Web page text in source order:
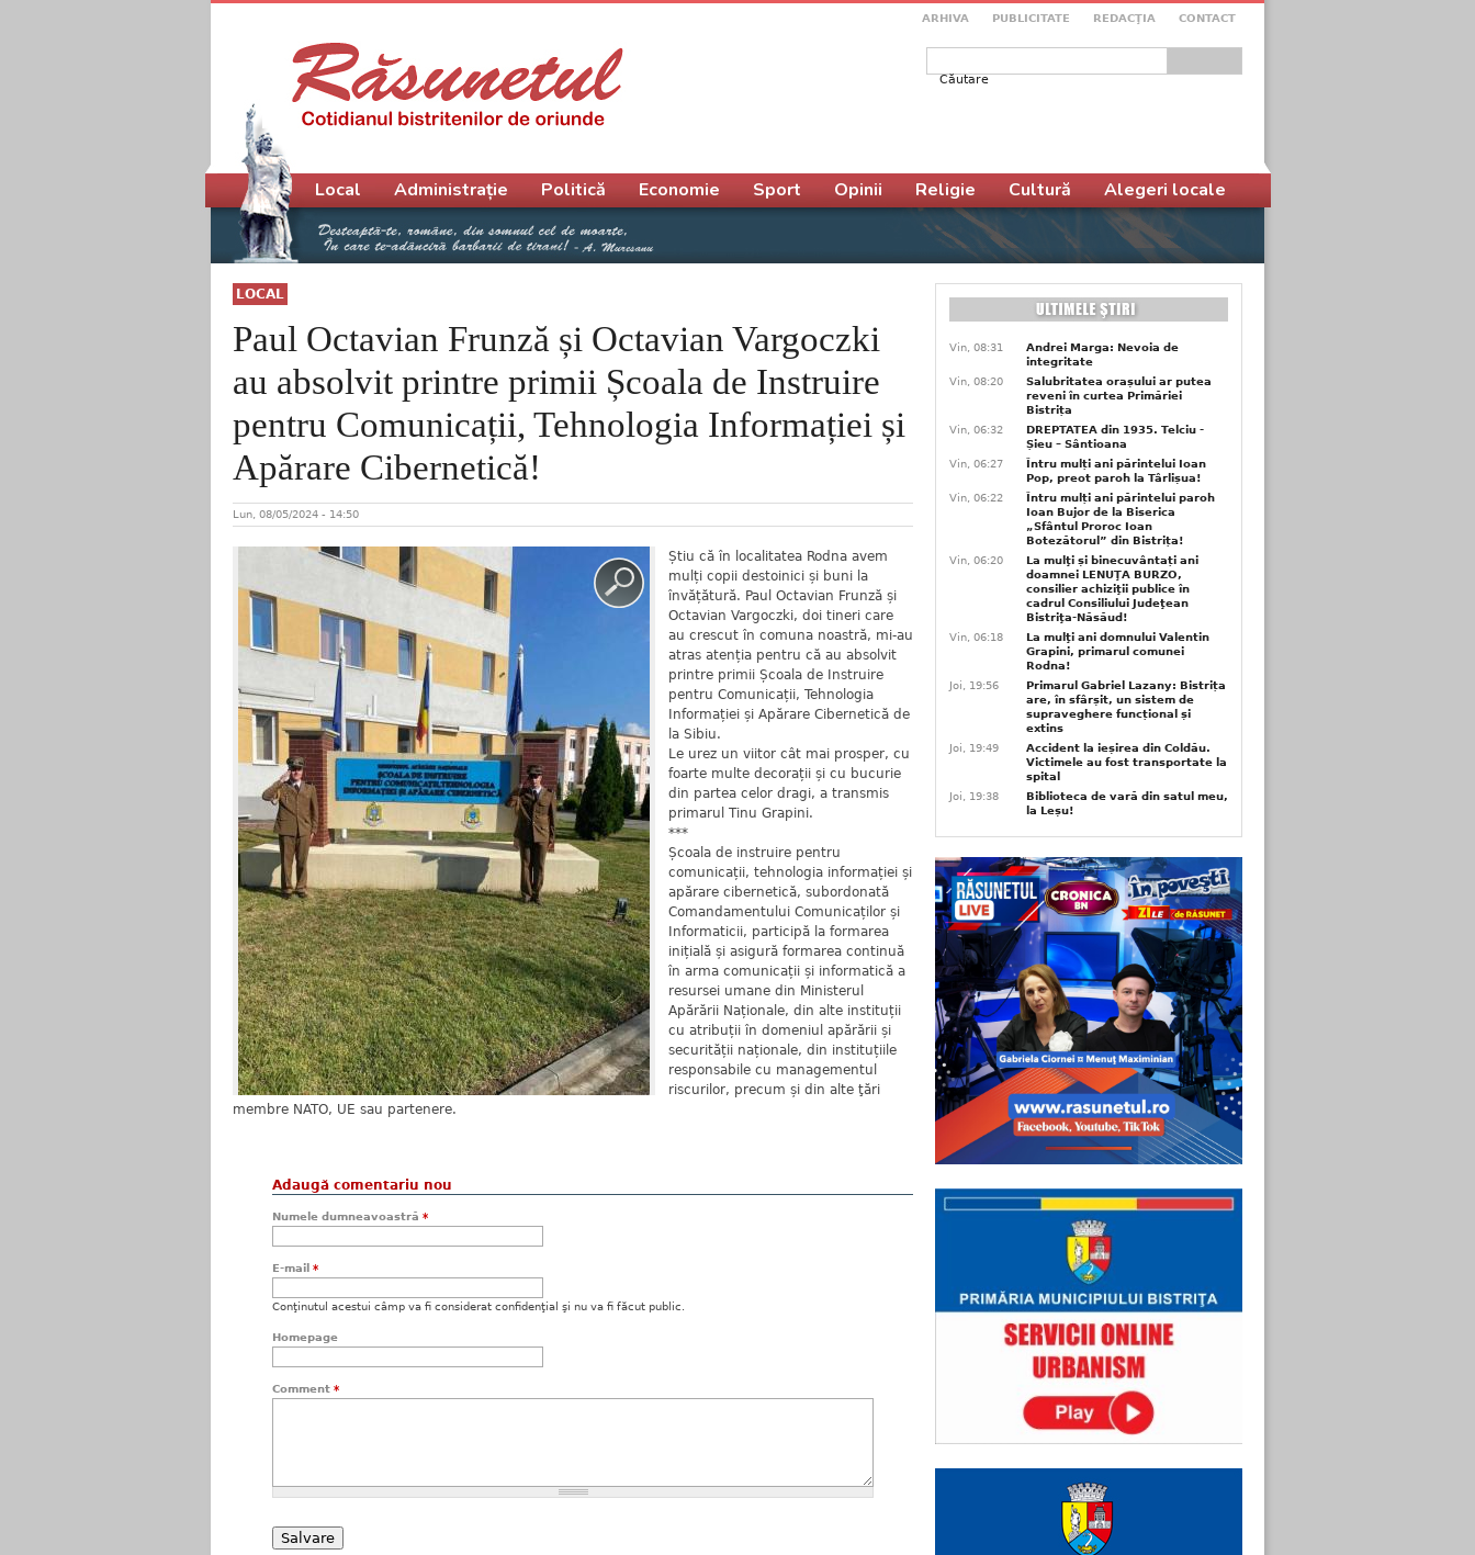
ARHIVA PUBLICITATE REDACŢIA CONTACT
Formular de căutare
LOCAL
Paul Octavian Frunză și Octavian Vargoczki
au absolvit printre primii Școala de Instruire
pentru Comunicații, Tehnologia Informației și
Apărare Cibernetică!
Lun, 08/05/2024 - 14:50
Știu că în localitatea Rodna avem
mulți copii destoinici și buni la
învățătură. Paul Octavian Frunză și
Octavian Vargoczki, doi tineri care
au crescut în comuna noastră, mi-au
atras atenția pentru că au absolvit
printre primii Școala de Instruire
pentru Comunicații, Tehnologia
Informației și Apărare Cibernetică de
la Sibiu.
Le urez un viitor cât mai prosper, cu
foarte multe decorații și cu bucurie
din partea celor dragi, a transmis
primarul Tinu Grapini.
***
Școala de instruire pentru
comunicații, tehnologia informației și
apărare cibernetică, subordonată
Comandamentului Comunicaților și
Informaticii, participă la formarea
inițială și asigură formarea continuă
în arma comunicații și informatică a
resursei umane din Ministerul
Apărării Naționale, din alte instituții
cu atribuții în domeniul apărării și
securității naționale, din instituțiile
responsabile cu managementul
riscurilor, precum și din alte ţări
membre NATO, UE sau partenere.
Adaugă comentariu nou
Numele dumneavoastră *
E-mail *
Conţinutul acestui câmp va fi considerat confidenţial şi nu va fi făcut public.
Homepage
Comment *
Meniu principal
Local Administrație Politică Economie Sport Opinii Religie Cultură Alegeri locale
Vin, 08:31
Andrei Marga: Nevoia de
integritate
Vin, 08:20
Salubritatea orașului ar putea
reveni în curtea Primăriei
Bistrița
Vin, 06:32
DREPTATEA din 1935. Telciu -
Șieu – Sântioana
Vin, 06:27
Întru mulți ani părintelui Ioan
Pop, preot paroh la Târlișua!
Vin, 06:22
Întru mulți ani părintelui paroh
Ioan Bujor de la Biserica
„Sfântul Proroc Ioan
Botezătorul” din Bistrița!
Vin, 06:20
La mulţi și binecuvântați ani
doamnei LENUŢA BURZO,
consilier achiziţii publice în
cadrul Consiliului Judeţean
Bistriţa-Năsăud!
Vin, 06:18
La mulţi ani domnului Valentin
Grapini, primarul comunei
Rodna!
Joi, 19:56
Primarul Gabriel Lazany: Bistrița
are, în sfârșit, un sistem de
supraveghere funcțional și
extins
Joi, 19:49
Accident la ieșirea din Coldău.
Victimele au fost transportate la
spital
Joi, 19:38
Biblioteca de vară din satul meu,
la Leșu!